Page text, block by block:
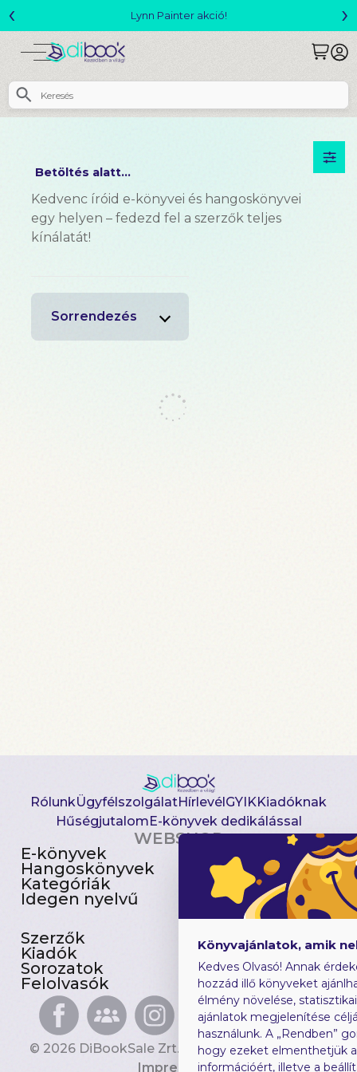
Lynn Painter akció! Megjelent! L.
‹ ›
Betöltés alatt...
Kedvenc íróid e-könyvei és hangoskönyvei
egy helyen – fedezd fel a szerzők teljes
kínálatát!
Sorrendezés
RólunkÜgyfélszolgálatHírlevélGYIKKiadóknak
HűségjutalomE-könyvek dedikálással
WEBSHOP
E-könyvek
Hangoskönyvek
Kategóriák
Idegen nyelvű
Csomagajánlatok
Akciósak
Előjegyezhetők
Újdonságok
Szerzők
Kiadók
Sorozatok
Felolvasók
Gyerekkönyvek
Heti toplista
Ajándékutalvány
Blog
© 2026 DiBookSale Zrt. Minden jog fenntartva.
Impresszum
Könyvajánlatok, amik
Kedves Olvasó! Annak
hozzád illő könyveket
élmény növelése,
ajánlatok megjelenítése
használunk. A „Rendben”
hogy ezeket elmenthetjük
információért, illetve a